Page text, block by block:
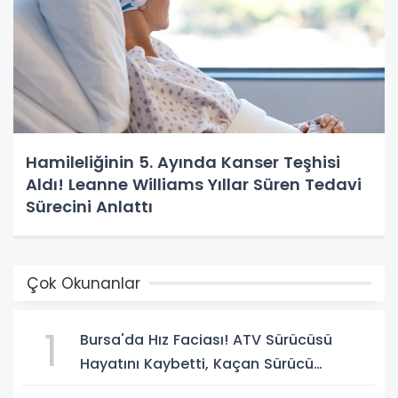
Hamileliğinin 5. Ayında Kanser Teşhisi
Aldı! Leanne Williams Yıllar Süren Tedavi
Sürecini Anlattı
Çok Okunanlar
1
Bursa'da Hız Faciası! ATV Sürücüsü
Hayatını Kaybetti, Kaçan Sürücü